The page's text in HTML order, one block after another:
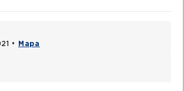
• Mapa